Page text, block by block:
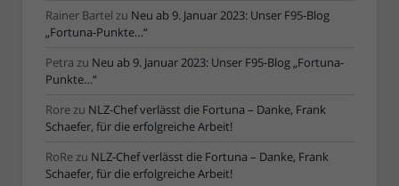
Rainer Bartel zu Neu ab 9. Januar 2023: Unser F95-Blog
„Fortuna-Punkte…“
Petra zu Neu ab 9. Januar 2023: Unser F95-Blog „Fortuna-
Punkte…“
Rorezu NLZ-Chef verlässt die Fortuna – Danke, Frank
Schaefer, für die erfolgreiche Arbeit!
RoRezu NLZ-Chef verlässt die Fortuna – Danke, Frank
Schaefer, für die erfolgreiche Arbeit!